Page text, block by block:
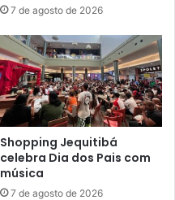
7 de agosto de 2026
Shopping Jequitibá
celebra Dia dos Pais com
música
7 de agosto de 2026